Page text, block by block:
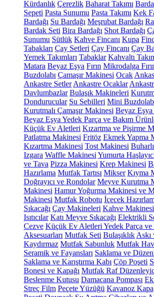
Kürdanlık Çerezlik Baharat Takımı
Sepeti Pasta Sunumu Pasta Takımı Kek
Bardağı Su Bardağı Meşrubat Bardağı
Bardak Seti Bira Bardağı Shot Bardağı
Sunumu Sütlük Kahve Fincanı Kupa
Tabakları Çay Setleri Çay Fincanı Çay
Yemek Takımları Tabaklar Kahvaltı
Matara Beyaz Eşya Fırın Mikrodalga
Buzdolabı Çamaşır Makinesi Ocak
Ankastre Setler Ankastre Ocaklar
Davlumbazlar Bulaşık Makineleri
Dondurucular Su Sebilleri Mini
Kurutmalı Çamaşır Makinesi Beyaz Eşya
Beyaz Eşya Yedek Parça ve Bakım
Küçük Ev Aletleri Kızartma ve Pişirme
Patlatma Makinesi Fritöz Ekmek Yapma
Kızartma Makinesi Tost Makinesi
Izgara Waffle Makinesi Yumurta
ve Tava Pizza Makinesi Krep Makinesi
Hazırlama Mutfak Tartısı Mikser Kıyma
Doğrayıcı ve Rondolar Meyve Kurutma
Makinesi Hamur Yoğurma Makinesi ve
Makinesi Mutfak Robotu İçecek
Sıkacağı Çay Makineleri Kahve Makinesi
Isıtıcılar Katı Meyve Sıkacağı Elektrikli
Cezve Küçük Ev Aletleri Yedek Parça ve
Aksesuarları Mutfak Seti Bulaşıklık Askı
Kaydırmaz Mutfak Sabunluk Mutfak
Seramik ve Fayansları Saklama ve
Saklama ve Karıştırma Kabı Çöp Poşeti
Bonesi ve Kapağı Mutfak Raf
Beslenme Kutusu Damacana Pompası
Streç Film Peçete Yüzüğü Kavanoz